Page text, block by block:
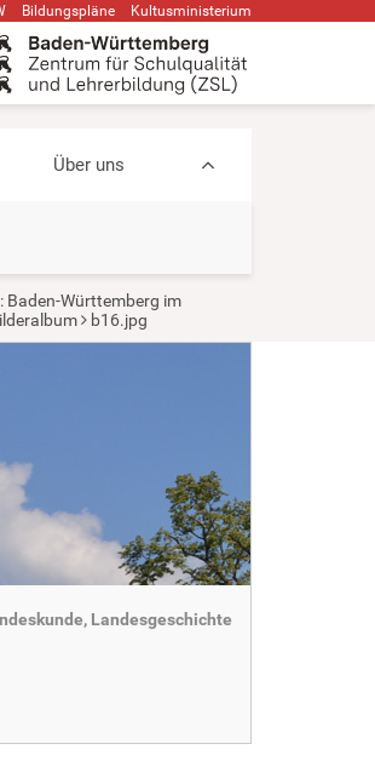
Bildungspläne Kultusministerium
Über uns
Baden-Württemberg im
b16.jpg
Landesgeschichte